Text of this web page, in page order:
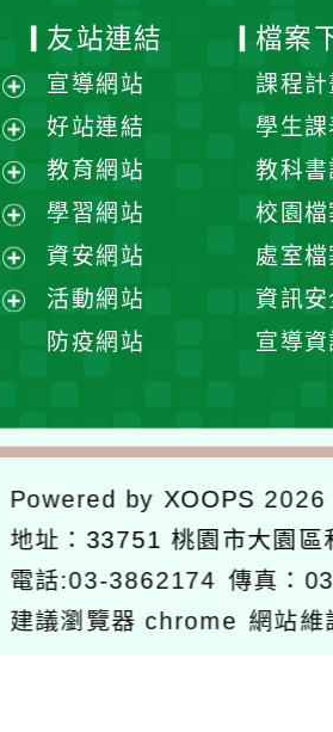
展
開
選
單
展
開
選
單
展
開
選
單
展
開
選
展
開
單
友站連結
宣導網站
好站連結
教育網站
學習網站
資安網站
活動網站
防疫網站
檔案
課程計
學生課
教科書
校園檔
處室檔
資訊安
宣導資
Powered by XOOPS
地址： 33751 桃園市大園區
電話:03-3862174 傳真：
建議瀏覽器 chrome 網站維